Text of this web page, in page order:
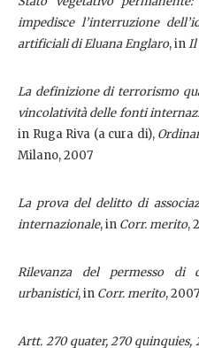
impedisce l’interruzione
artificiali di Eluana Englaro, inIl
La definizione di terrorismo
vincolatività delle fonti
in Ruga Riva (a cura di),
Milano, 2007
La prova del delitto di
internazionale, in Corr. merito,
Rilevanza del permesso
urbanistici, in Corr. merito,
Artt. 270 quater, 270 quinquies,